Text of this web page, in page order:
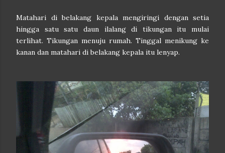
Matahari di belakang kepala mengiringi dengan setia
hingga satu satu daun ilalang di tikungan itu mulai
terlihat. Tikungan menuju rumah. Tinggal menikung ke
kanan dan matahari di belakang kepala itu lenyap.